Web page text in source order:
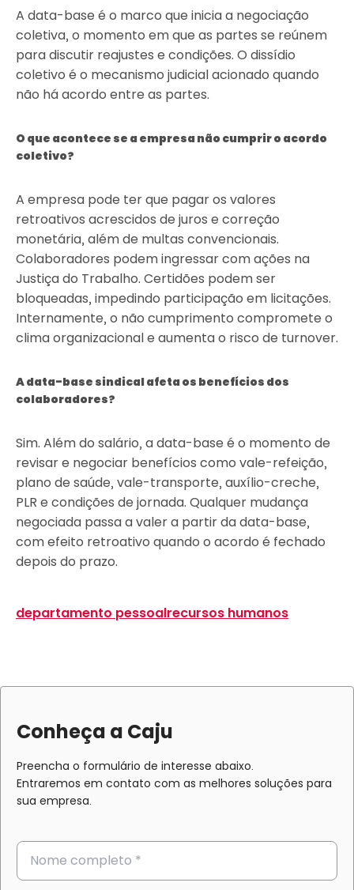
A data-base é o marco que inicia a negociação
coletiva, o momento em que as partes se reúnem
para discutir reajustes e condições. O dissídio
coletivo é o mecanismo judicial acionado quando
não há acordo entre as partes.
O que acontece se a empresa não cumprir o acordo
coletivo?
A empresa pode ter que pagar os valores
retroativos acrescidos de juros e correção
monetária, além de multas convencionais.
Colaboradores podem ingressar com ações na
Justiça do Trabalho. Certidões podem ser
bloqueadas, impedindo participação em licitações.
Internamente, o não cumprimento compromete o
clima organizacional e aumenta o risco de turnover.
A data-base sindical afeta os benefícios dos
colaboradores?
Sim. Além do salário, a data-base é o momento de
revisar e negociar benefícios como vale-refeição,
plano de saúde, vale-transporte, auxílio-creche,
PLR e condições de jornada. Qualquer mudança
negociada passa a valer a partir da data-base,
com efeito retroativo quando o acordo é fechado
depois do prazo.
departamento pessoalrecursos humanos
Conheça a Caju
Preencha o formulário de interesse abaixo.
Entraremos em contato com as melhores soluções para
sua empresa.